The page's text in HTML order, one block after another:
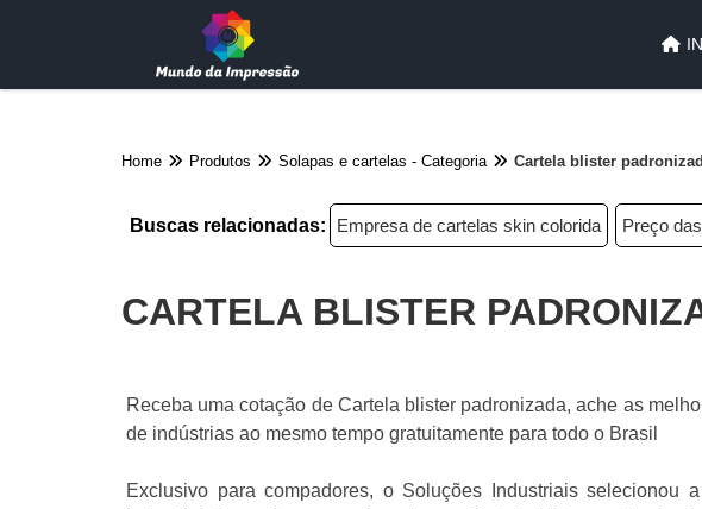
Home Produtos Solapas e cartelas - Categoria Cartela blister
Buscas relacionadas: Empresa de cartelas skin colorida Preço
CARTELA BLISTER
Receba uma cotação de Cartela blister padronizada, ache as
de indústrias ao mesmo tempo gratuitamente para todo o Brasil
Exclusivo para compadores, o Soluções Industriais selecionou